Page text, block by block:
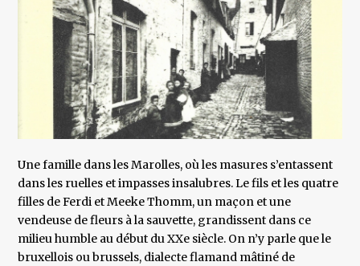
Une famille dans les Marolles, où les masures s’entassent
dans les ruelles et impasses insalubres. Le fils et les quatre
filles de Ferdi et Meeke Thomm, un maçon et une
vendeuse de fleurs à la sauvette, grandissent dans ce
milieu humble au début du XXe siècle. On n’y parle que le
bruxellois ou brussels, dialecte flamand mâtiné de